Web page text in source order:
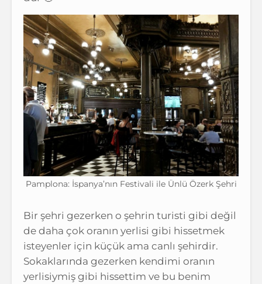
Pamplona: İspanya’nın Festivali ile Ünlü Özerk Şehri
Bir şehri gezerken o şehrin turisti gibi değil
de daha çok oranın yerlisi gibi hissetmek
isteyenler için küçük ama canlı şehirdir.
Sokaklarında gezerken kendimi oranın
yerlisiymiş gibi hissettim ve bu benim